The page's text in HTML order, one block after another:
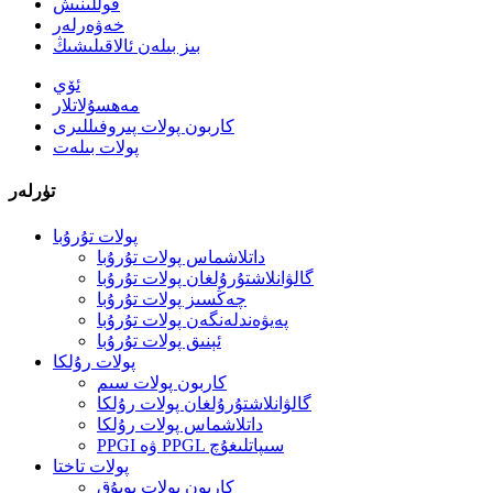
قوللىنىش
خەۋەرلەر
بىز بىلەن ئالاقىلىشىڭ
ئۆي
مەھسۇلاتلار
كاربون پولات پىروفىللىرى
پولات بىلەت
تۈرلەر
پولات تۇرۇبا
داتلاشماس پولات تۇرۇبا
گالۋانلاشتۇرۇلغان پولات تۇرۇبا
چەڭسىز پولات تۇرۇبا
پەيۋەندلەنگەن پولات تۇرۇبا
ئېنىق پولات تۇرۇبا
پولات رۇلكا
كاربون پولات سىم
گالۋانلاشتۇرۇلغان پولات رۇلكا
داتلاشماس پولات رۇلكا
PPGI ۋە PPGL سىپاتلىغۇچ
پولات تاختا
كاربون پولات يوپۇق